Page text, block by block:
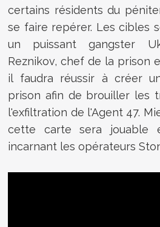
certains résidents du
se faire repérer. Les cibles
un puissant gangster
Reznikov, chef de la prison
il faudra réussir à créer
prison afin de brouiller les
l'exfiltration de l'Agent 47.
cette carte sera jouable
incarnant les opérateurs